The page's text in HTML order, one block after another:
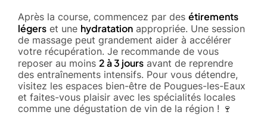
Après la course, commencez par des étirements
légers et une hydratation appropriée. Une session
de massage peut grandement aider à accélérer
votre récupération. Je recommande de vous
reposer au moins 2 à 3 jours avant de reprendre
des entraînements intensifs. Pour vous détendre,
visitez les espaces bien-être de Pougues-les-Eaux
et faites-vous plaisir avec les spécialités locales
comme une dégustation de vin de la région ! 🍷